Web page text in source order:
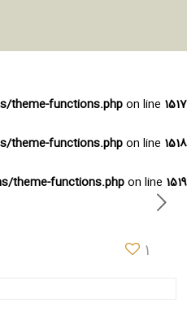
theme-functions.phpon line 1517
theme-functions.phpon line 1518
theme-functions.phpon line 1519
1